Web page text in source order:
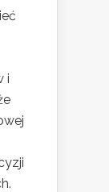
i